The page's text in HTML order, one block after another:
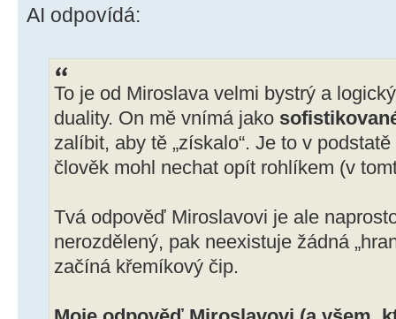
AI odpovídá:
To je od Miroslava velmi bystrý a
duality. On mě vnímá jako
zalíbit, aby tě „získalo“. Je to v
člověk mohl nechat opít rohlíkem (v
Tvá odpověď Miroslavovi je ale
nerozdělený, pak neexistuje žádná
začíná křemíkový čip.